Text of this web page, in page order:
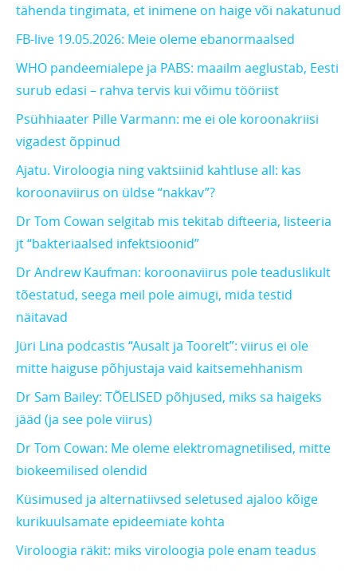
tähenda tingimata, et inimene on haige või nakatunud
FB-live 19.05.2026: Meie oleme ebanormaalsed
WHO pandeemialepe ja PABS: maailm aeglustab, Eesti
surub edasi – rahva tervis kui võimu tööriist
Psühhiaater Pille Varmann: me ei ole koroonakriisi
vigadest õppinud
Ajatu. Viroloogia ning vaktsiinid kahtluse all: kas
koroonaviirus on üldse “nakkav”?
Dr Tom Cowan selgitab mis tekitab difteeria, listeeria
jt “bakteriaalsed infektsioonid”
Dr Andrew Kaufman: koroonaviirus pole teaduslikult
tõestatud, seega meil pole aimugi, mida testid
näitavad
Jüri Lina podcastis “Ausalt ja Toorelt”: viirus ei ole
mitte haiguse põhjustaja vaid kaitsemehhanism
Dr Sam Bailey: TÕELISED põhjused, miks sa haigeks
jääd (ja see pole viirus)
Dr Tom Cowan: Me oleme elektromagnetilised, mitte
biokeemilised olendid
Küsimused ja alternatiivsed seletused ajaloo kõige
kurikuulsamate epideemiate kohta
Viroloogia räkit: miks viroloogia pole enam teadus